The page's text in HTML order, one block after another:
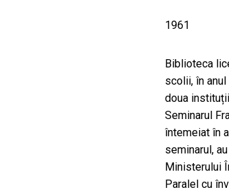
1961
Biblioteca
scolii, în
doua
Seminarul
întemeiat în
seminarul,
Ministerului
Paralel cu